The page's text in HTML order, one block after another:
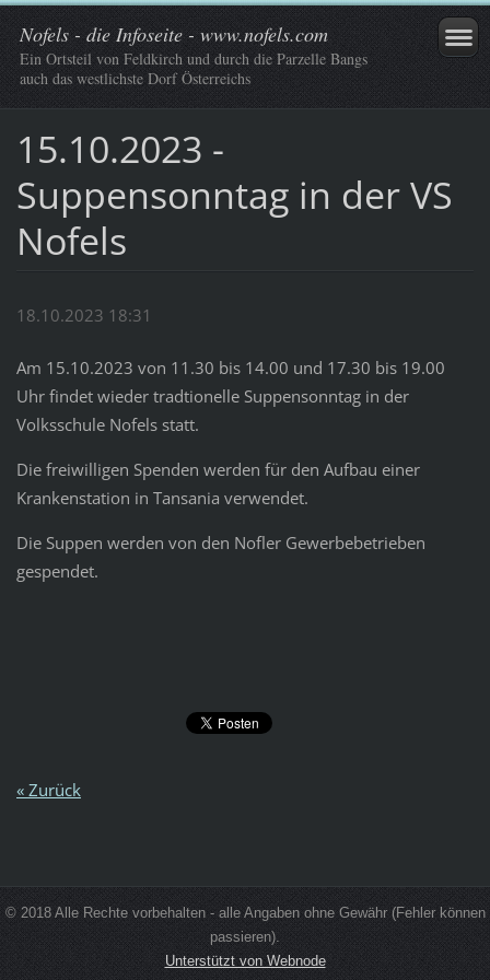
Nofels - die Infoseite - www.nofels.com
Ein Ortsteil von Feldkirch und durch die Parzelle Bangs
auch das westlichste Dorf Österreichs
15.10.2023 -
Suppensonntag in der VS
Nofels
18.10.2023 18:31
Am 15.10.2023 von 11.30 bis 14.00 und 17.30 bis 19.00
Uhr findet wieder tradtionelle Suppensonntag in der
Volksschule Nofels statt.
Die freiwilligen Spenden werden für den Aufbau einer
Krankenstation in Tansania verwendet.
Die Suppen werden von den Nofler Gewerbebetrieben
gespendet.
« Zurück
© 2018 Alle Rechte vorbehalten - alle Angaben ohne Gewähr (Fehler können
passieren).
Unterstützt von Webnode